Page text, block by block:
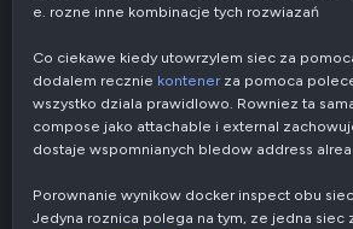
e. rozne inne kombinacje tych rozwiazań
Co ciekawe kiedy utowrzylem siec za
dodalem recznie kontenerza pomoca
wszystko dziala prawidlowo. Rowniez ta
compose jako attachable i external
dostaje wspomnianych bledow address
Porownanie wynikow docker inspect obu
Jedyna roznica polega na tym, ze jedna siec